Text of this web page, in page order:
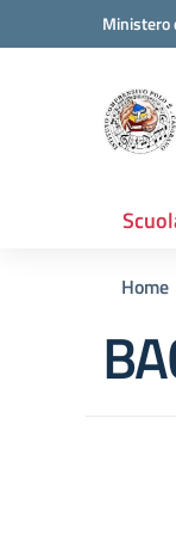
Vai ai contenuti
Vai al menu diMinistero
Home